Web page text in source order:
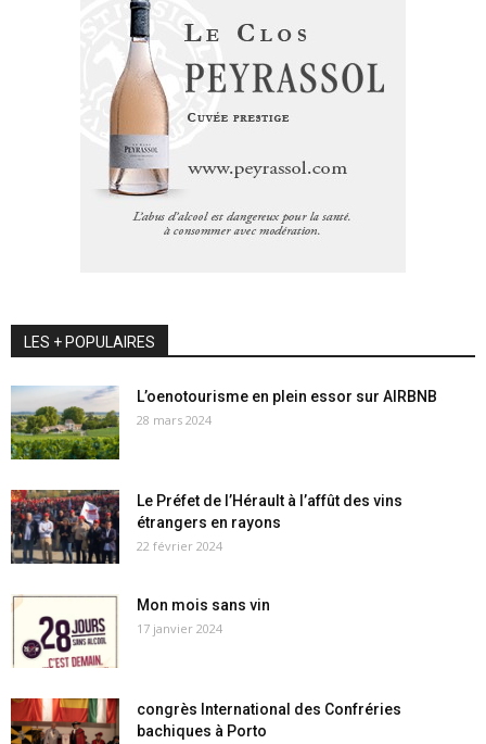
LES + POPULAIRES
L’oenotourisme en plein essor sur AIRBNB
28 mars 2024
Le Préfet de l’Hérault à l’affût des vins
étrangers en rayons
22 février 2024
Mon mois sans vin
17 janvier 2024
congrès International des Confréries
bachiques à Porto